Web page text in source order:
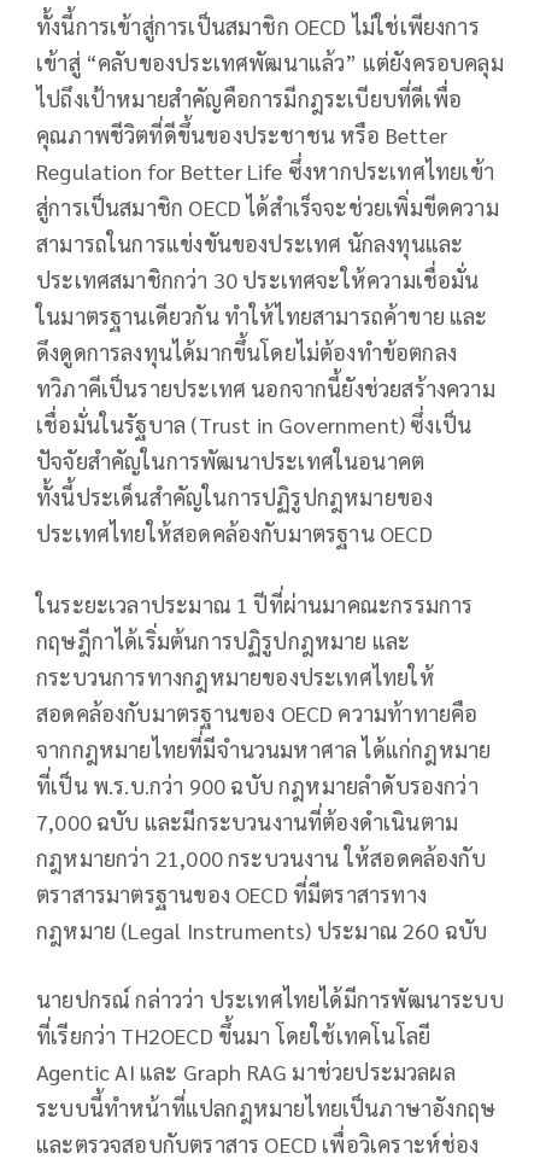
ทั้งนี้การเข้าสู่การเป็นสมาชิก OECD ไม่ใช่เพียงการ
เข้าสู่ “คลับของประเทศพัฒนาแล้ว” แต่ยังครอบคลุม
ไปถึงเป้าหมายสำคัญคือการมีกฎระเบียบที่ดีเพื่อ
คุณภาพชีวิตที่ดีขึ้นของประชาชน หรือ Better
Regulation for Better Life ซึ่งหากประเทศไทยเข้า
สู่การเป็นสมาชิก OECD ได้สำเร็จจะช่วยเพิ่มขีดความ
สามารถในการแข่งขันของประเทศ นักลงทุนและ
ประเทศสมาชิกกว่า 30 ประเทศจะให้ความเชื่อมั่น
ในมาตรฐานเดียวกัน ทำให้ไทยสามารถค้าขาย และ
ดึงดูดการลงทุนได้มากขึ้นโดยไม่ต้องทำข้อตกลง
ทวิภาคีเป็นรายประเทศ นอกจากนี้ยังช่วยสร้างความ
เชื่อมั่นในรัฐบาล (Trust in Government) ซึ่งเป็น
ปัจจัยสำคัญในการพัฒนาประเทศในอนาคต
ทั้งนี้ประเด็นสำคัญในการปฏิรูปกฎหมายของ
ประเทศไทยให้สอดคล้องกับมาตรฐาน OECD
ในระยะเวลาประมาณ 1 ปีที่ผ่านมาคณะกรรมการ
กฤษฎีกาได้เริ่มต้นการปฏิรูปกฎหมาย และ
กระบวนการทางกฎหมายของประเทศไทยให้
สอดคล้องกับมาตรฐานของ OECD ความท้าทายคือ
จากกฎหมายไทยที่มีจำนวนมหาศาล ได้แก่กฎหมาย
ที่เป็น พ.ร.บ.กว่า 900 ฉบับ กฎหมายลำดับรองกว่า
7,000 ฉบับ และมีกระบวนงานที่ต้องดำเนินตาม
กฎหมายกว่า 21,000 กระบวนงาน ให้สอดคล้องกับ
ตราสารมาตรฐานของ OECD ที่มีตราสารทาง
กฎหมาย (Legal Instruments) ประมาณ 260 ฉบับ
นายปกรณ์ กล่าวว่า ประเทศไทยได้มีการพัฒนาระบบ
ที่เรียกว่า TH2OECD ขึ้นมา โดยใช้เทคโนโลยี
Agentic AI และ Graph RAG มาช่วยประมวลผล
ระบบนี้ทำหน้าที่แปลกฎหมายไทยเป็นภาษาอังกฤษ
และตรวจสอบกับตราสาร OECD เพื่อวิเคราะห์ช่อง